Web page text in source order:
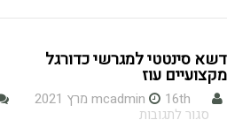
דשא סינטטי למגרשי כדורגל
מקצועיים עוז
mcadmin
16th מרץ 2021
סגור לתגובות